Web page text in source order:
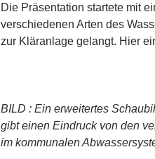
Die Präsentation startete mit
verschiedenen Arten des
zur Kläranlage gelangt. Hier
BILD : Ein erweitertes
gibt einen Eindruck von den
im kommunalen